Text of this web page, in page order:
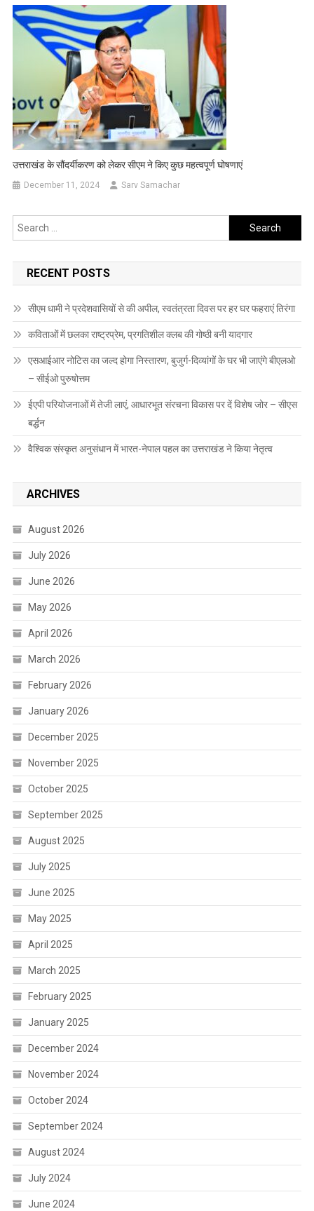
उत्तराखंड के सौंदर्यीकरण को लेकर सीएम ने किए कुछ महत्वपूर्ण घोषणाएं
December 11, 2024 Sarv Samachar
Search
for:
RECENT POSTS
सीएम धामी ने प्रदेशवासियों से की अपील, स्वतंत्रता दिवस पर हर घर फहराएं तिरंगा
कविताओं में छलका राष्ट्रप्रेम, प्रगतिशील क्लब की गोष्ठी बनी यादगार
एसआईआर नोटिस का जल्द होगा निस्तारण, बुजुर्ग-दिव्यांगों के घर भी जाएंगे बीएलओ
– सीईओ पुरुषोत्तम
ईएपी परियोजनाओं में तेजी लाएं, आधारभूत संरचना विकास पर दें विशेष जोर – सीएस
बर्द्धन
वैश्विक संस्कृत अनुसंधान में भारत-नेपाल पहल का उत्तराखंड ने किया नेतृत्व
ARCHIVES
August 2026
July 2026
June 2026
May 2026
April 2026
March 2026
February 2026
January 2026
December 2025
November 2025
October 2025
September 2025
August 2025
July 2025
June 2025
May 2025
April 2025
March 2025
February 2025
January 2025
December 2024
November 2024
October 2024
September 2024
August 2024
July 2024
June 2024